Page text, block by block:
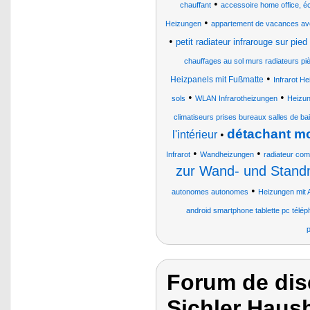
chauffant • accessoire home office,
Heizungen• appartement de vacances
• petit radiateur infrarouge sur
chauffages au sol murs radiateurs
Heizpanels mit Fußmatte • Infrarot
sols • WLAN Infrarotheizungen•
climatiseurs prises bureaux salles de
l'intérieur • détachant
Infrarot • Wandheizungen • radiateur
zur Wand- und
autonomes autonomes • Heizungen mit
android smartphone tablette pc
Forum de